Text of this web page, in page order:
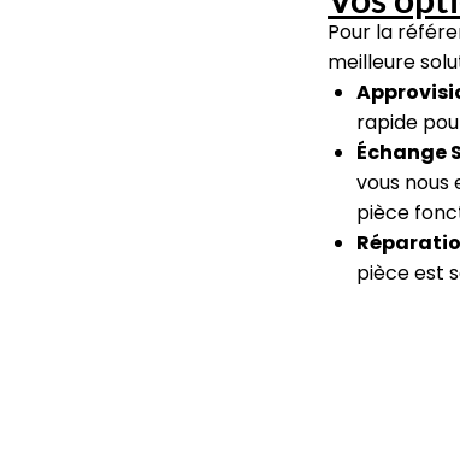
Pour la
meilleure
rapide
Échange
vous nous
pièce
pièce est